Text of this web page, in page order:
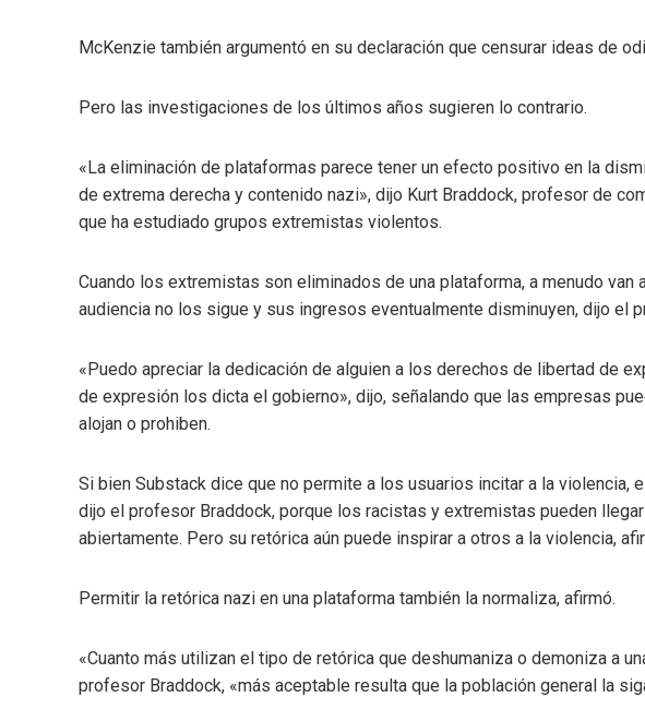
McKenzie también argumentó en su declaración que censurar ideas de
Pero las investigaciones de los últimos años sugieren lo contrario.
«La eliminación de plataformas parece tener un efecto positivo en la
de extrema derecha y contenido nazi», dijo Kurt Braddock, profesor de
que ha estudiado grupos extremistas violentos.
Cuando los extremistas son eliminados de una plataforma, a menudo van
audiencia no los sigue y sus ingresos eventualmente disminuyen, dijo el
«Puedo apreciar la dedicación de alguien a los derechos de libertad de
de expresión los dicta el gobierno», dijo, señalando que las empresas
alojan o prohiben.
Si bien Substack dice que no permite a los usuarios incitar a la violencia,
dijo el profesor Braddock, porque los racistas y extremistas pueden
abiertamente. Pero su retórica aún puede inspirar a otros a la violencia,
Permitir la retórica nazi en una plataforma también la normaliza, afirmó.
«Cuanto más utilizan el tipo de retórica que deshumaniza o demoniza a
profesor Braddock, «más aceptable resulta que la población general la